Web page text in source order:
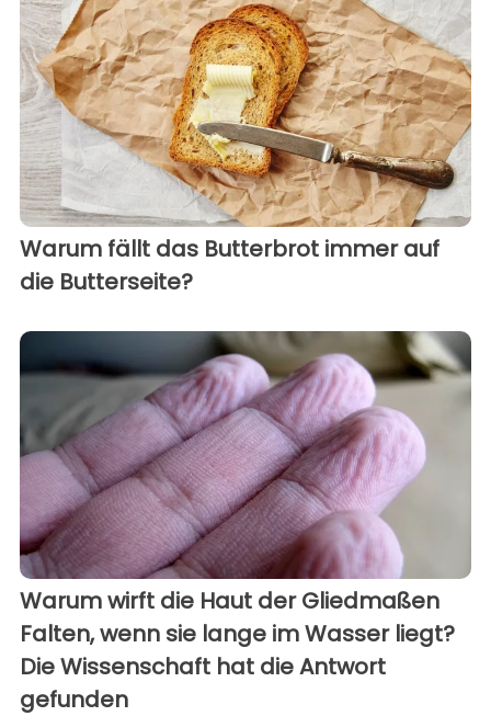
Warum fällt das Butterbrot immer auf
die Butterseite?
Warum wirft die Haut der Gliedmaßen
Falten, wenn sie lange im Wasser liegt?
Die Wissenschaft hat die Antwort
gefunden